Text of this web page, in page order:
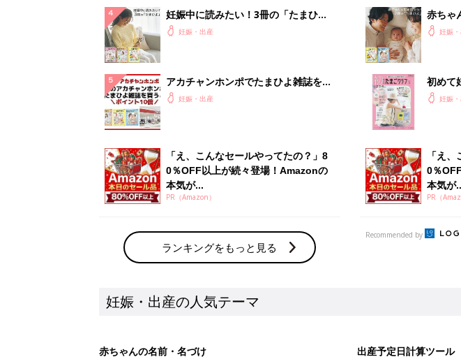
妊娠中に読みたい！3冊の「たまひ
よ」妊娠・出産
アカチャンホンポでたまひよ雑誌を買
うとポイント10倍【期間限定】
妊娠・出産
「え、こんなセールやってたの？」8
0％OFF以上が続々登場！Amazonの
本気が...
PR（Amazon）
ランキングをもっと見る
赤ちゃ
ひよ」
妊娠
初めて
ったら
妊娠
「え
0％
本気が
PR（
Recommended by
妊娠・出産の人気テーマ
赤ちゃんの名前・名づけ 出産予定日計算ツール